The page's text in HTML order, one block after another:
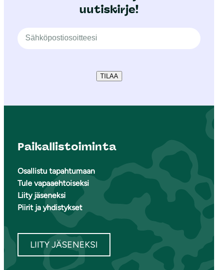
uutiskirje!
TILAA
Paikallistoiminta
Osallistu tapahtumaan
Tule vapaaehtoiseksi
Liity jäseneksi
Piirit ja yhdistykset
LIITY JÄSENEKSI